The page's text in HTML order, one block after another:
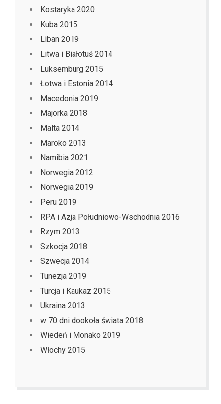
Kostaryka 2020
Kuba 2015
Liban 2019
Litwa i Białotuś 2014
Luksemburg 2015
Łotwa i Estonia 2014
Macedonia 2019
Majorka 2018
Malta 2014
Maroko 2013
Namibia 2021
Norwegia 2012
Norwegia 2019
Peru 2019
RPA i Azja Południowo-Wschodnia 2016
Rzym 2013
Szkocja 2018
Szwecja 2014
Tunezja 2019
Turcja i Kaukaz 2015
Ukraina 2013
w 70 dni dookoła świata 2018
Wiedeń i Monako 2019
Włochy 2015